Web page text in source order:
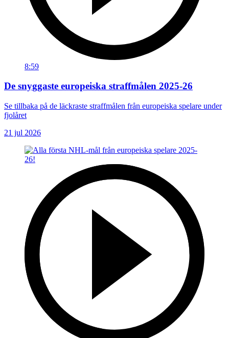
8:59
De snyggaste europeiska straffmålen 2025-26
Se tillbaka på de läckraste straffmålen från europeiska spelare under
fjolåret
21 jul 2026